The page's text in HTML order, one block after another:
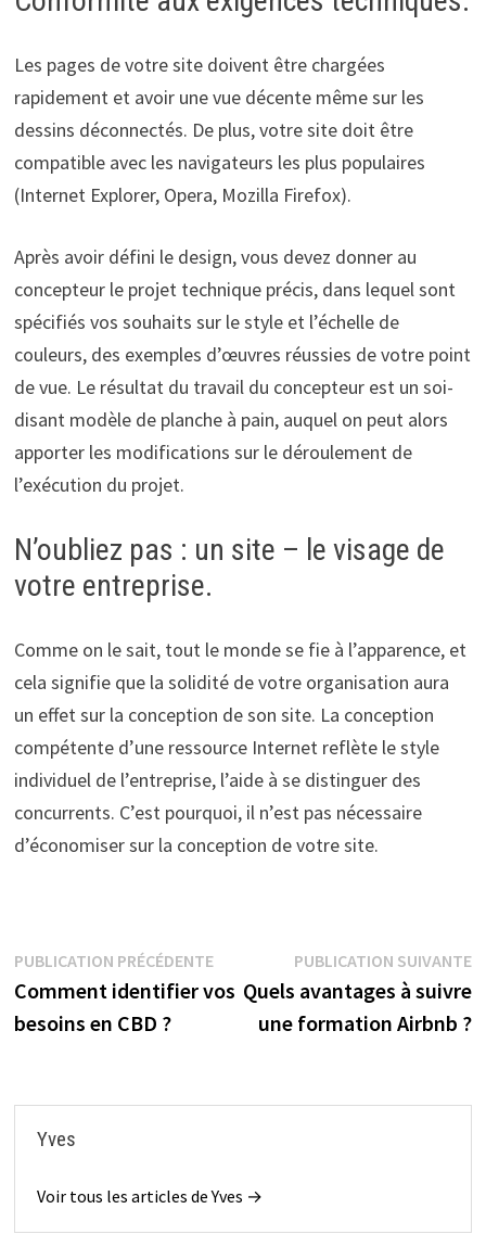
Les pages de votre site doivent être chargées
rapidement et avoir une vue décente même sur les
dessins déconnectés. De plus, votre site doit être
compatible avec les navigateurs les plus populaires
(Internet Explorer, Opera, Mozilla Firefox).
Après avoir défini le design, vous devez donner au
concepteur le projet technique précis, dans lequel sont
spécifiés vos souhaits sur le style et l’échelle de
couleurs, des exemples d’œuvres réussies de votre point
de vue. Le résultat du travail du concepteur est un soi-
disant modèle de planche à pain, auquel on peut alors
apporter les modifications sur le déroulement de
l’exécution du projet.
N’oubliez pas : un site – le visage de
votre entreprise.
Comme on le sait, tout le monde se fie à l’apparence, et
cela signifie que la solidité de votre organisation aura
un effet sur la conception de son site. La conception
compétente d’une ressource Internet reflète le style
individuel de l’entreprise, l’aide à se distinguer des
concurrents. C’est pourquoi, il n’est pas nécessaire
d’économiser sur la conception de votre site.
Navigation
de
PUBLICATION PRÉCÉDENTEPublication
précédente :
Comment identifier vos
besoins en CBD ?
PUBLICATION SUIVANTE
Quels avantages à suivre
une formation Airbnb ?
Yves
Voir tous les articles de Yves →